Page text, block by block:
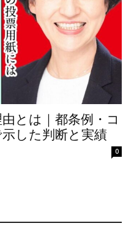
とは｜都条例・コ
した判断と実績
0